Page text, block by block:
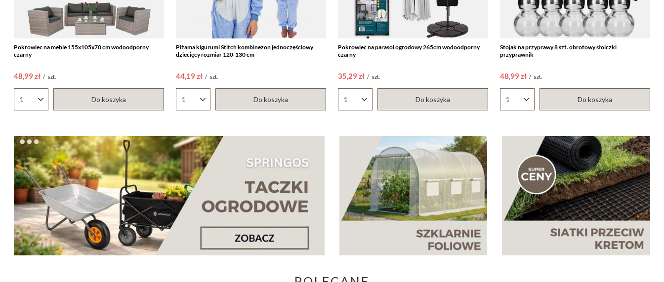
Pokrowiec na meble 155x105x70 cm wodoodporny
czarny
48,99 zł / szt.
Ilość produktów Do koszyka
Piżama kigurumi Stitch kombinezon jednoczęściowy
dziecięcy rozmiar 120-130 cm
44,19 zł / szt.
Ilość produktów Do koszyka
Pokrowiec na parasol ogrodowy 265cm wodoodporny
czarny
35,29 zł / szt.
Ilość produktów Do koszyka
Stojak na przyprawy 8 szt. obrotowy słoiczki
przyprawnik
48,99 zł / szt.
Ilość produktów Do koszyka